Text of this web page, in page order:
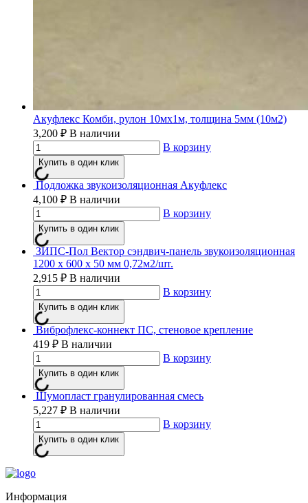
Акуфлекс Комби, рулон 10мх1м, толщина 5мм (10м2)
3,200 ₽ В наличии
В корзину
Купить в один клик
Подложка звукоизоляционная Акуфлекс
4,100 ₽ В наличии
В корзину
Купить в один клик
ЗИПС-Пол Вектор сэндвич-панель звукоизоляционная
1200 х 600 х 50 мм 0,72м2/шт.
2,915 ₽ В наличии
В корзину
Купить в один клик
Виброфлекс-коннект ПС, стеновое крепление
419 ₽ В наличии
В корзину
Купить в один клик
Шумопласт гранулированная смесь
5,227 ₽ В наличии
В корзину
Купить в один клик
Информация